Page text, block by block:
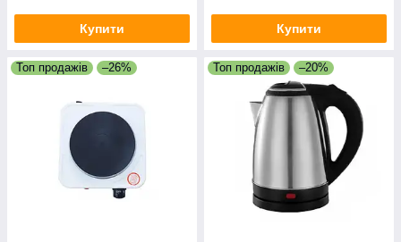
Купити Купити
Топ продажів –26% Топ продажів –20%